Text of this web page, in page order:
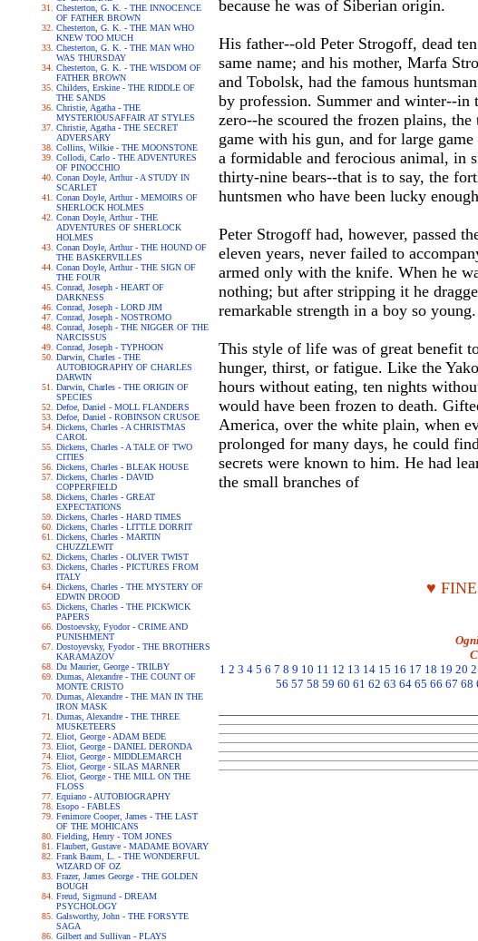
Chesterton, G. K. - THE INNOCENCE
OF FATHER BROWN
Chesterton, G. K. - THE MAN WHO
KNEW TOO MUCH
Chesterton, G. K. - THE MAN WHO
WAS THURSDAY
Chesterton, G. K. - THE WISDOM OF
FATHER BROWN
Childers, Erskine - THE RIDDLE OF
THE SANDS
Christie, Agatha - THE
MYSTERIOUSAFFAIR AT STYLES
Christie, Agatha - THE SECRET
ADVERSARY
Collins, Wilkie - THE MOONSTONE
Collodi, Carlo - THE ADVENTURES
OF PINOCCHIO
Conan Doyle, Arthur - A STUDY IN
SCARLET
Conan Doyle, Arthur - MEMOIRS OF
SHERLOCK HOLMES
Conan Doyle, Arthur - THE
ADVENTURES OF SHERLOCK
HOLMES
Conan Doyle, Arthur - THE HOUND OF
THE BASKERVILLES
Conan Doyle, Arthur - THE SIGN OF
THE FOUR
Conrad, Joseph - HEART OF
DARKNESS
Conrad, Joseph - LORD JIM
Conrad, Joseph - NOSTROMO
Conrad, Joseph - THE NIGGER OF THE
NARCISSUS
Conrad, Joseph - TYPHOON
Darwin, Charles - THE
AUTOBIOGRAPHY OF CHARLES
DARWIN
Darwin, Charles - THE ORIGIN OF
SPECIES
Defoe, Daniel - MOLL FLANDERS
Defoe, Daniel - ROBINSON CRUSOE
Dickens, Charles - A CHRISTMAS
CAROL
Dickens, Charles - A TALE OF TWO
CITIES
Dickens, Charles - BLEAK HOUSE
Dickens, Charles - DAVID
COPPERFIELD
Dickens, Charles - GREAT
EXPECTATIONS
Dickens, Charles - HARD TIMES
Dickens, Charles - LITTLE DORRIT
Dickens, Charles - MARTIN
CHUZZLEWIT
Dickens, Charles - OLIVER TWIST
Dickens, Charles - PICTURES FROM
ITALY
Dickens, Charles - THE MYSTERY OF
EDWIN DROOD
Dickens, Charles - THE PICKWICK
PAPERS
Dostoevsky, Fyodor - CRIME AND
PUNISHMENT
Dostoyevsky, Fyodor - THE BROTHERS
KARAMAZOV
Du Maurier, George - TRILBY
Dumas, Alexandre - THE COUNT OF
MONTE CRISTO
Dumas, Alexandre - THE MAN IN THE
IRON MASK
Dumas, Alexandre - THE THREE
MUSKETEERS
Eliot, George - ADAM BEDE
Eliot, George - DANIEL DERONDA
Eliot, George - MIDDLEMARCH
Eliot, George - SILAS MARNER
Eliot, George - THE MILL ON THE
FLOSS
Equiano - AUTOBIOGRAPHY
Esopo - FABLES
Fenimore Cooper, James - THE LAST
OF THE MOHICANS
Fielding, Henry - TOM JONES
Flaubert, Gustave - MADAME BOVARY
Frank Baum, L. - THE WONDERFUL
WIZARD OF OZ
Frazer, James George - THE GOLDEN
BOUGH
Freud, Sigmund - DREAM
PSYCHOLOGY
Galsworthy, John - THE FORSYTE
SAGA
Gilbert and Sullivan - PLAYS
because he was of Siberian origin.
His father--old Peter Strogoff, dead
same name; and his mother, Marfa
and Tobolsk, had the famous
by profession. Summer and winter--in
zero--he scoured the frozen plains,
game with his gun, and for large
a formidable and ferocious animal, in
thirty-nine bears--that is to say, the
huntsmen who have been lucky
Peter Strogoff had, however, passed
eleven years, never failed to
armed only with the knife. When he
nothing; but after stripping it he
remarkable strength in a boy so young.
This style of life was of great benefit
hunger, thirst, or fatigue. Like the
hours without eating, ten nights
would have been frozen to death.
America, over the white plain, when
prolonged for many days, he could
secrets were known to him. He had
the small branches of
♥
1 2 3 4 5 6 7 8 9 10 11 12 13 14 15 16 17 18 19 20
56 57 58 59 60 61 62 63 64 65 66 67 68